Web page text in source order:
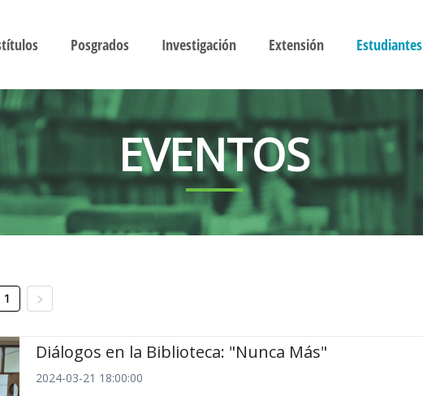
Posgrados Investigación Extensión Estudiantes
EVENTOS
1
Diálogos en la Biblioteca: "Nunca Más"
2024-03-21 18:00:00